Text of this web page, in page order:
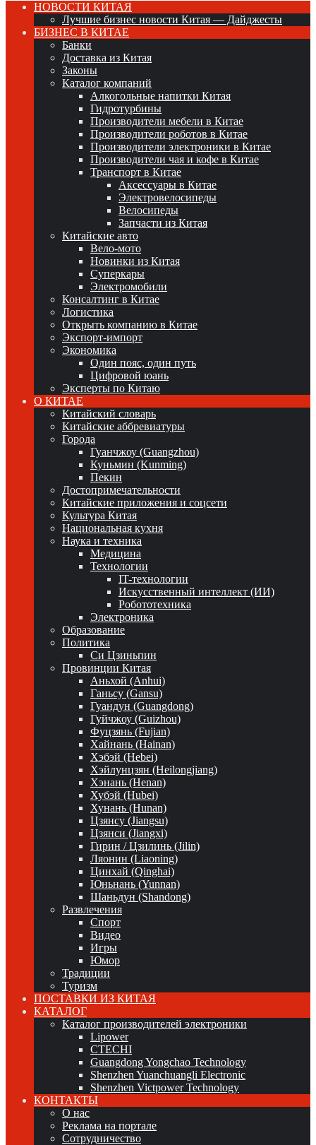
НОВОСТИ КИТАЯ
Лучшие бизнес новости Китая — Дайджесты
БИЗНЕС В КИТАЕ
Банки
Доставка из Китая
Законы
Каталог компаний
Алкогольные напитки Китая
Гидротурбины
Производители мебели в Китае
Производители роботов в Китае
Производители электроники в Китае
Производители чая и кофе в Китае
Транспорт в Китае
Аксессуары в Китае
Электровелосипеды
Велосипеды
Запчасти из Китая
Китайские авто
Вело-мото
Новинки из Китая
Суперкары
Электромобили
Консалтинг в Китае
Логистика
Открыть компанию в Китае
Экспорт-импорт
Экономика
Один пояс, один путь
Цифровой юань
Эксперты по Китаю
О КИТАЕ
Китайский словарь
Китайские аббревиатуры
Города
Гуанчжоу (Guangzhou)
Куньмин (Kunming)
Пекин
Достопримечательности
Китайские приложения и соцсети
Культура Китая
Национальная кухня
Наука и техника
Медицина
Технологии
IT-технологии
Искусственный интеллект (ИИ)
Робототехника
Электроника
Образование
Политика
Си Цзиньпин
Провинции Китая
Аньхой (Anhui)
Ганьсу (Gansu)
Гуандун (Guangdong)
Гуйчжоу (Guizhou)
Фуцзянь (Fujian)
Хайнань (Hainan)
Хэбэй (Hebei)
Хэйлунцзян (Heilongjiang)
Хэнань (Henan)
Хубэй (Hubei)
Хунань (Hunan)
Цзянсу (Jiangsu)
Цзянси (Jiangxi)
Гирин / Цзилинь (Jilin)
Ляонин (Liaoning)
Цинхай (Qinghai)
Юньнань (Yunnan)
Шаньдун (Shandong)
Развлечения
Спорт
Видео
Игры
Юмор
Традиции
Туризм
ПОСТАВКИ ИЗ КИТАЯ
КАТАЛОГ
Каталог производителей электроники
Lipower
CTECHI
Guangdong Yongchao Technology
Shenzhen Yuanchuangli Electronic
Shenzhen Victpower Technology
КОНТАКТЫ
О нас
Реклама на портале
Сотрудничество